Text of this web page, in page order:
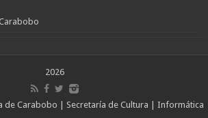
2026
de Carabobo | Secretaría de Cultura | Informática